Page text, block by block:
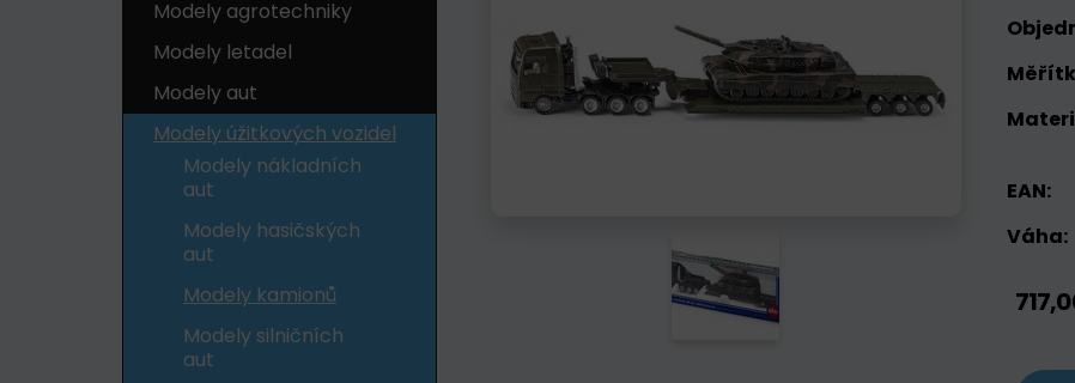
Modely agrotechniky
Modely letadel
Modely aut
Modely úžitkových vozidel
Modely nákladních
aut
Modely hasičských
aut
Modely kamionů
Modely silničních
aut
EAN:
Váha: